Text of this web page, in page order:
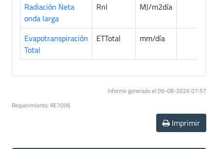
Radiación Neta
onda larga
Rnl MJ/m2día
Evapotranspiración
Total
ETTotal mm/día
Informe generado el 09-08-2026 07:57
Requerimiento: RE7006
Imprimir